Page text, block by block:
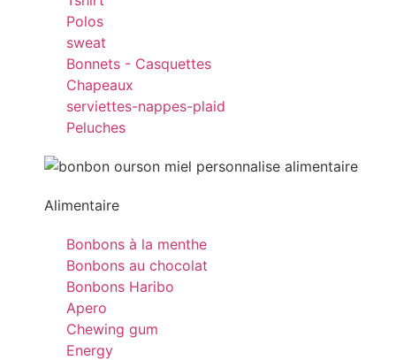
Polos
sweat
Bonnets - Casquettes
Chapeaux
serviettes-nappes-plaid
Peluches
Alimentaire
Bonbons à la menthe
Bonbons au chocolat
Bonbons Haribo
Apero
Chewing gum
Energy